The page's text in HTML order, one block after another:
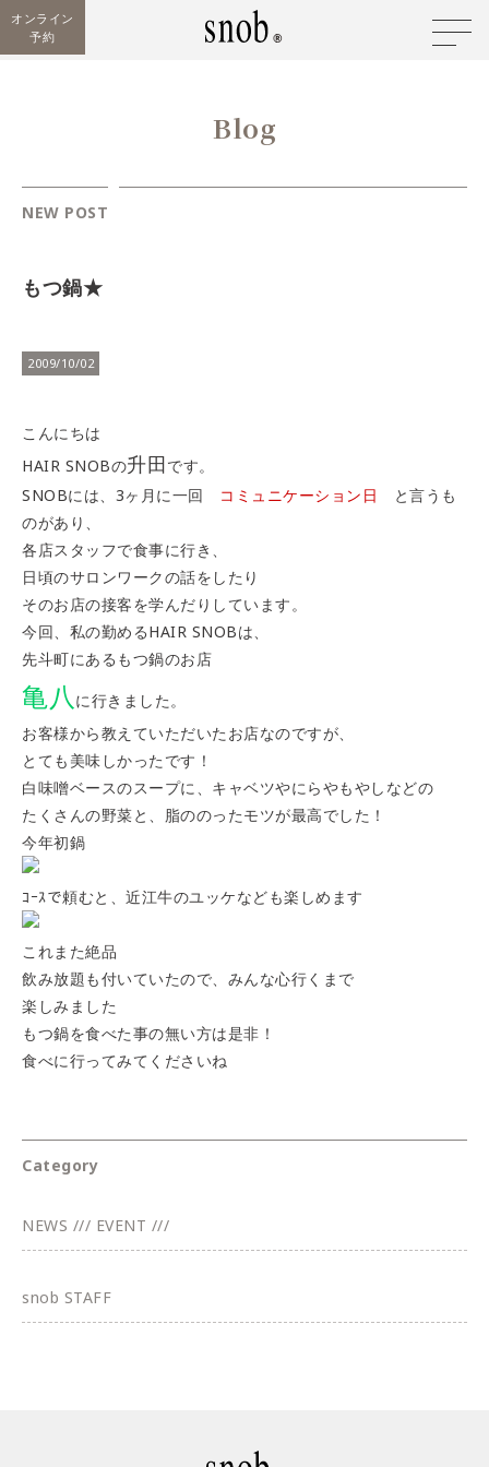
オンライン
予約
Blog
NEW POST
もつ鍋★
2009/10/02
こんにちは
HAIR SNOBの升田です。
SNOBには、3ヶ月に一回
コミュニケーション日
と言うも
のがあり、
各店スタッフで食事に行き、
日頃のサロンワークの話をしたり
そのお店の接客を学んだりしています。
今回、私の勤めるHAIR SNOBは、
先斗町にあるもつ鍋のお店
亀八 に行きました。
お客様から教えていただいたお店なのですが、
とても美味しかったです！
白味噌ベースのスープに、キャベツやにらやもやしなどの
たくさんの野菜と、脂ののったモツが最高でした！
今年初鍋
ｺｰｽで頼むと、近江牛のユッケなども楽しめます
これまた絶品
飲み放題も付いていたので、みんな心行くまで
楽しみました
もつ鍋を食べた事の無い方は是非！
食べに行ってみてくださいね
Category
NEWS /// EVENT ///
snob STAFF